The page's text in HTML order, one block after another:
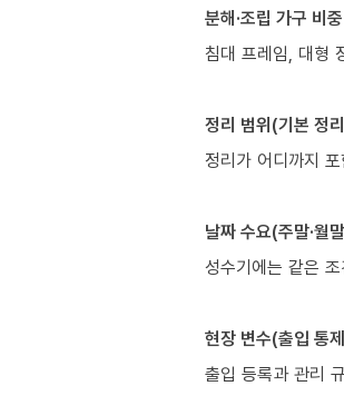
분해·조립 가구 비중
침대 프레임, 대형
정리 범위(기본 정
정리가 어디까지
날짜 수요(주말·월
성수기에는 같은
현장 변수(출입 통
출입 등록과 관리